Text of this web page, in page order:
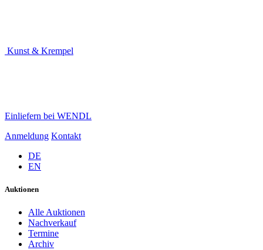
Kunst & Krempel
Einliefern bei WENDL
Anmeldung Kontakt
DE
EN
Auktionen
Alle Auktionen
Nachverkauf
Termine
Archiv